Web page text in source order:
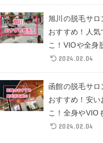
旭川の脱毛サ
おすすめ！人気
こ！VIOや全身
2024.02.04
函館の脱毛サ
おすすめ！安い
こ！全身やVIO
2024.02.04